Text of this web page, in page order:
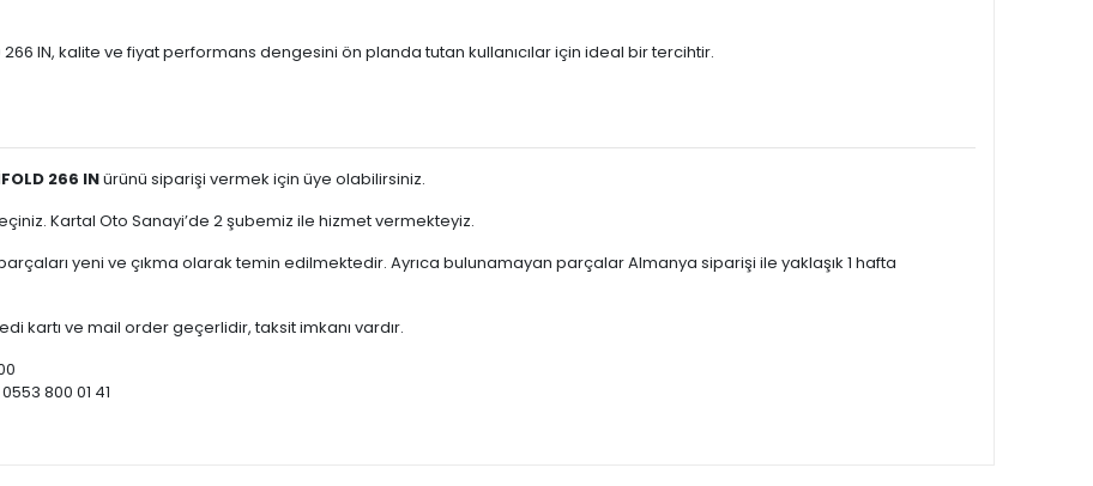
266 IN, kalite ve fiyat performans dengesini ön planda tutan kullanıcılar için ideal bir tercihtir.
266 INürünü siparişi vermek için üye olabilirsiniz.
Kartal Oto Sanayi’de 2 şubemiz ile hizmet vermekteyiz.
yeni ve çıkma olarak temin edilmektedir. Ayrıca bulunamayan parçalar Almanya siparişi ile yaklaşık 1 hafta
kartı ve mail order geçerlidir, taksit imkanı vardır.
800 01 41